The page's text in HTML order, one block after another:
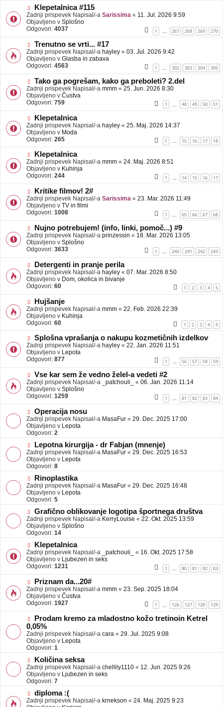
b
a
v
e
N
o
v
e
b
a
v
e
Klepetalnica #115
Zadnji prispevek Napisal/-a Sarissima « 11. Jul. 2026 9:59
Objavljeno v Splošno
Odgovori: 4037 1 … 267 268 269 270
N
o
v
e
b
a
v
e
Trenutno se vrti... #17
Zadnji prispevek Napisal/-a hayley « 03. Jul. 2026 9:42
Objavljeno v Glasba in zabava
Odgovori: 4563 1 302 303 304 305
N
o
v
e
o
b
a
v
e
Tako ga pogrešam, kako ga preboleti? 2.del
Zadnji prispevek Napisal/-a mmm « 25. Jun. 2026 8:30
Objavljeno v Čustva
Odgovori: 759 1 48 49 50 51
N
o
v
e
o
b
a
v
e
Klepetalnica
Zadnji prispevek Napisal/-a hayley « 25. Maj. 2026 14:37
Objavljeno v Moda
Odgovori: 265 1 … 15 16 17 18
N
o
v
e
b
a
v
e
Klepetalnica
Zadnji prispevek Napisal/-a mmm « 24. Maj. 2026 8:51
Objavljeno v Kuhinja
Odgovori: 244 1 … 14 15 16 17
N
o
v
e
b
a
v
e
Kritike filmov! 2#
Zadnji prispevek Napisal/-a Sarissima « 23. Mar. 2026 11:49
Objavljeno v TV in filmi
Odgovori: 1008 1 … 65 66 67 68
N
o
v
e
b
a
v
e
Nujno potrebujem! (info, linki, pomoč...) #9
Zadnji prispevek Napisal/-a prinzessin « 18. Mar. 2026 13:05
Objavljeno v Splošno
Odgovori: 3633 1 240 241 242 243
N
o
v
e
o
b
a
v
e
Detergenti in pranje perila
Zadnji prispevek Napisal/-a hayley « 07. Mar. 2026 8:50
Objavljeno v Dom, okolica in bivanje
Odgovori: 60 1 2 3 4 5
N
o
v
e
o
b
a
v
e
Hujšanje
Zadnji prispevek Napisal/-a mmm « 22. Feb. 2026 22:39
Objavljeno v Kuhinja
Odgovori: 60 1 2 3 4 5
N
o
v
e
b
a
v
e
Splošna vprašanja o nakupu kozmetičnih izdelkov
Zadnji prispevek Napisal/-a hayley « 22. Jan. 2026 11:51
Objavljeno v Lepota
Odgovori: 877 1 … 56 57 58 59
N
o
v
e
b
a
v
e
Vse kar sem že vedno želel-a vedeti #2
Zadnji prispevek Napisal/-a _patchouli_ « 06. Jan. 2026 11:14
Objavljeno v Splošno
Odgovori: 1259 1 81 82 83 84
N
o
v
e
o
j
a
v
e
Operacija nosu
Zadnji prispevek Napisal/-a MasaFur « 29. Dec. 2025 17:00
Objavljeno v Lepota
Odgovori: 2
N
o
v
e
o
j
a
v
e
Lepotna kirurgija - dr Fabjan (mnenje)
Zadnji prispevek Napisal/-a MasaFur « 29. Dec. 2025 16:53
Objavljeno v Lepota
Odgovori: 8
N
o
v
e
o
b
j
a
v
e
Rinoplastika
Zadnji prispevek Napisal/-a MasaFur « 29. Dec. 2025 16:48
Objavljeno v Lepota
Odgovori: 5
N
o
v
e
o
j
a
v
e
Grafično oblikovanje logotipa športnega društva
Zadnji prispevek Napisal/-a KerryLouise « 22. Okt. 2025 13:59
Objavljeno v Splošno
Odgovori: 14
N
o
v
e
b
a
v
e
Klepetalnica
Zadnji prispevek Napisal/-a _patchouli_ « 16. Okt. 2025 17:58
Objavljeno v Ljubezen in seks
Odgovori: 1231 1 80 81 82 83
N
o
v
e
o
b
j
a
v
e
Priznam da...20#
Zadnji prispevek Napisal/-a mmm « 23. Sep. 2025 18:04
Objavljeno v Čustva
Odgovori: 1927 1 126 127 128 129
N
o
v
e
o
b
a
v
e
Prodam kremo za mladostno kožo tretinoin Ketrel
0,05%
Zadnji prispevek Napisal/-a cara « 29. Jul. 2025 9:08
Objavljeno v Lepota
Odgovori: 1
N
o
v
e
o
b
j
Količina seksa
Zadnji prispevek Napisal/-a chellily1110 « 12. Jun. 2025 9:26
Objavljeno v Ljubezen in seks
Odgovori: 7
N
o
diploma :(
Zadnji prispevek Napisal/-a krnekson « 24. Maj. 2025 9:23